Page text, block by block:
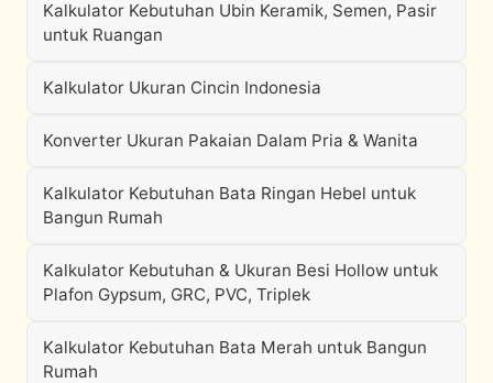
Kalkulator Kebutuhan Ubin Keramik, Semen, Pasir
untuk Ruangan
Kalkulator Ukuran Cincin Indonesia
Konverter Ukuran Pakaian Dalam Pria & Wanita
Kalkulator Kebutuhan Bata Ringan Hebel untuk
Bangun Rumah
Kalkulator Kebutuhan & Ukuran Besi Hollow untuk
Plafon Gypsum, GRC, PVC, Triplek
Kalkulator Kebutuhan Bata Merah untuk Bangun
Rumah